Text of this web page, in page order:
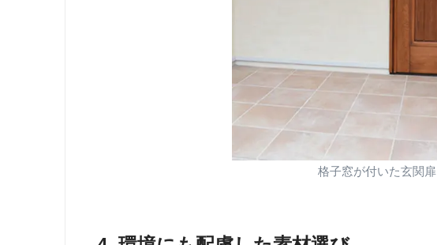
格子窓が付いた玄関扉